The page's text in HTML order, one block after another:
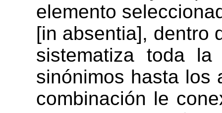
elemento
[in absentia], dentro
sistematiza toda
sinónimos hasta los
combinación le